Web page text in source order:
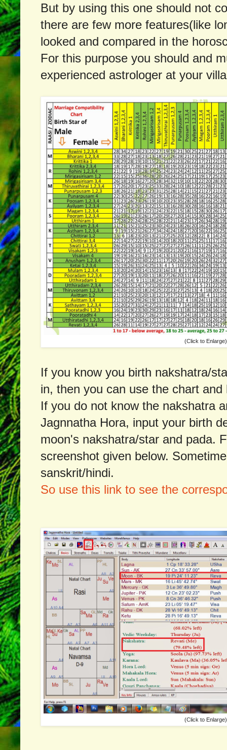
But by using this one should not
there are few more features(like
looked and compared in the
For this purpose you should and
experienced astrologer at your
(Click to Enlarge)
If you know you birth nakshatra/
in, then you can use the chart and
If you do not know the nakshatra
Jagnnatha Hora, input your birth
moon's nakshatra/star and pada.
screenshot given below.
sanskrit/hindi.
So use this link to see the
(Click to Enlarge)